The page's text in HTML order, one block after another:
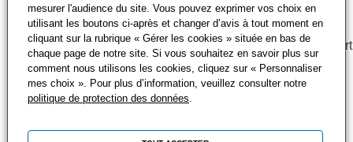
Chaque groupe de deux stagiaires aura à sa disposition
tout au long du stage, un banc complet de matériel
pédagogique et industriel. Ces bancs ont été pour la plupart
conçus et réalisés par nos formateurs et assurent une
adéquation totale entre contenus, méthodes et moyens
pédagogiques
mesurer l'audience du site. Vous pouvez exprimer vos choix en
utilisant les boutons ci-après et changer d’avis à tout moment en
cliquant sur la rubrique « Gérer les cookies » située en bas de
chaque page de notre site. Si vous souhaitez en savoir plus sur
comment nous utilisons les cookies, cliquez sur « Personnaliser
mes choix ». Pour plus d’information, veuillez consulter notre
politique de protection des données